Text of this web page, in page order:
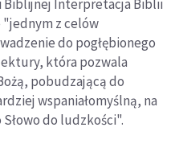
Biblijnej Interpretacja Biblii
"jednym z celów
do pogłębionego
która pozwala
pobudzającą do
wspaniałomyślną, na
do ludzkości".